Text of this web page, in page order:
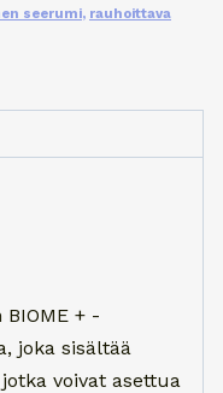
seerumi, rauhoittava
+ -
joka sisältää
voivat asettua